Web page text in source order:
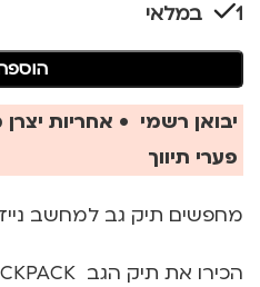
1 במלאי
יבואן רשמי • אחריות
פערי תיווך
מחפשים תיק גב למחשב